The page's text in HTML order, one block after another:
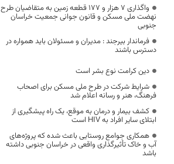
واگذاری ۷ هزار و ۱۷۷ قطعه زمین به متقاضیان طرح
نهضت ملی مسکن و قانون جوانی جمعیت خراسان
جنوبی
فرماندار بیرجند : مدیران و مسئولان باید همواره در
دسترس باشند
دین کرامت نوع بشر است
شرایط شرکت در طرح ملی مسکن برای اصحاب
فرهنگ، هنر و رسانه اعلام شد
کشف بیمار و درمان به موقع، یک راه پیشگیری از
ابتلای سایر افراد به HIV است
همکاری جوامع روستایی باعث شده که پروژه‌های
آب و خاک تأثیرگذاری واقعی در خراسان جنوبی داشته
باشد